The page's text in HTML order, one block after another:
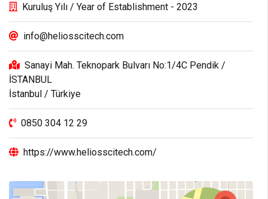
Kuruluş Yılı / Year of Establishment - 2023
info@heliosscitech.com
Sanayi Mah. Teknopark Bulvarı No:1/4C Pendik /
İSTANBUL
İstanbul / Türkiye
0850 304 12 29
https://www.heliosscitech.com/